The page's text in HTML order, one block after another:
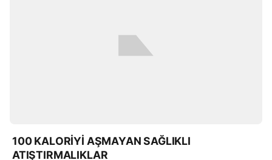
100 KALORİYİ AŞMAYAN SAĞLIKLI
ATIŞTIRMALIKLAR